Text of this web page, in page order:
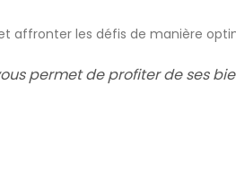
affronter les défis de manière
permet de profiter de ses